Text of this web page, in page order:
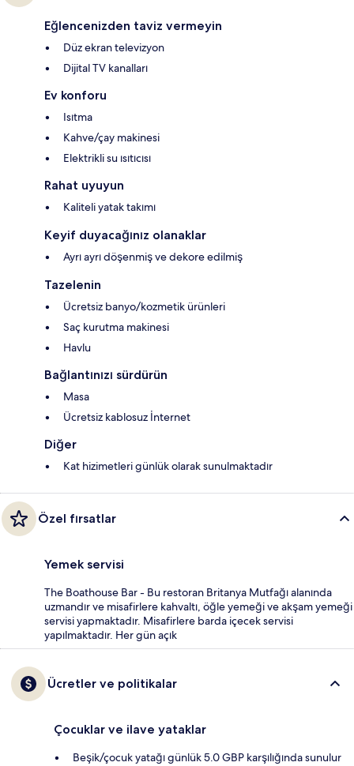
Eğlencenizden taviz vermeyin
Düz ekran televizyon
Dijital TV kanalları
Ev konforu
Isıtma
Kahve/çay makinesi
Elektrikli su ısıtıcısı
Rahat uyuyun
Kaliteli yatak takımı
Keyif duyacağınız olanaklar
Ayrı ayrı döşenmiş ve dekore edilmiş
Tazelenin
Ücretsiz banyo/kozmetik ürünleri
Saç kurutma makinesi
Havlu
Bağlantınızı sürdürün
Masa
Ücretsiz kablosuz İnternet
Diğer
Kat hizimetleri günlük olarak sunulmaktadır
Özel fırsatlar
Yemek servisi
The Boathouse Bar - Bu restoran Britanya Mutfağı alanında
uzmandır ve misafirlere kahvaltı, öğle yemeği ve akşam yemeği
servisi yapmaktadır. Misafirlere barda içecek servisi
yapılmaktadır. Her gün açık
Ücretler ve politikalar
Çocuklar ve ilave yataklar
Beşik/çocuk yatağı günlük 5.0 GBP karşılığında sunulur